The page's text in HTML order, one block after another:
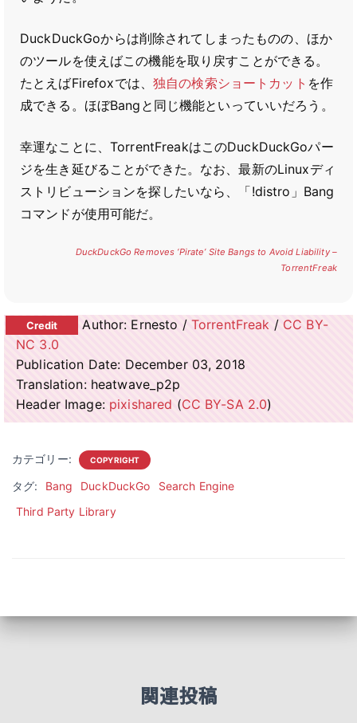
DuckDuckGoからは削除されてしまったものの、ほか
のツールを使えばこの機能を取り戻すことができる。
たとえばFirefoxでは、 独自の検索ショートカット を作
成できる。ほぼBangと同じ機能といっていいだろう。
幸運なことに、TorrentFreakはこのDuckDuckGoパー
ジを生き延びることができた。なお、最新のLinuxディ
ストリビューションを探したいなら、「!distro」Bang
コマンドが使用可能だ。
DuckDuckGo Removes ‘Pirate’ Site Bangs to Avoid Liability –
TorrentFreak
Author: Ernesto / TorrentFreak / CC BY-
NC 3.0
Publication Date: December 03, 2018
Translation: heatwave_p2p
Header Image: pixishared (CC BY-SA 2.0)
カテゴリー: COPYRIGHT
タグ: Bang DuckDuckGo
Search Engine
Third Party Library
関連投稿